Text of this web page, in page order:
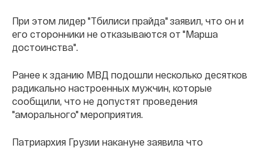
При этом лидер "Тбилиси прайда" заявил, что он и
его сторонники не отказываются от "Марша
достоинства".
Ранее к зданию МВД подошли несколько десятков
радикально настроенных мужчин, которые
сообщили, что не допустят проведения
"аморального" мероприятия.
Патриархия Грузии накануне заявила что